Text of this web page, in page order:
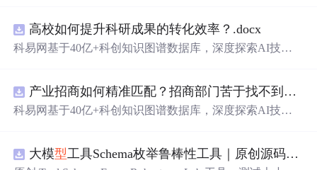
高校如何提升科研成果的转化效率？.docx
科易网基于40亿+科创知识图谱数据库，深度探索AI技术
新领域的AI+数智化解决方案，推动科技创新与产业创新
智能化发展。
产业招商如何精准匹配？招商部门苦于找不到符合产业链补链强链方向的目标企业怎么办？.docx
科易网基于40亿+科创知识图谱数据库，深度探索AI技术
新领域的AI+数智化解决方案，推动科技创新与产业创新
大模型工具Schema枚举鲁棒性工具｜原创源码+测试+离线报告